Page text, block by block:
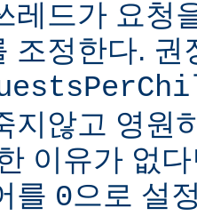
레드가 요청
조정한다. 권
지않고 영원
이유가 없
를 0으로 설